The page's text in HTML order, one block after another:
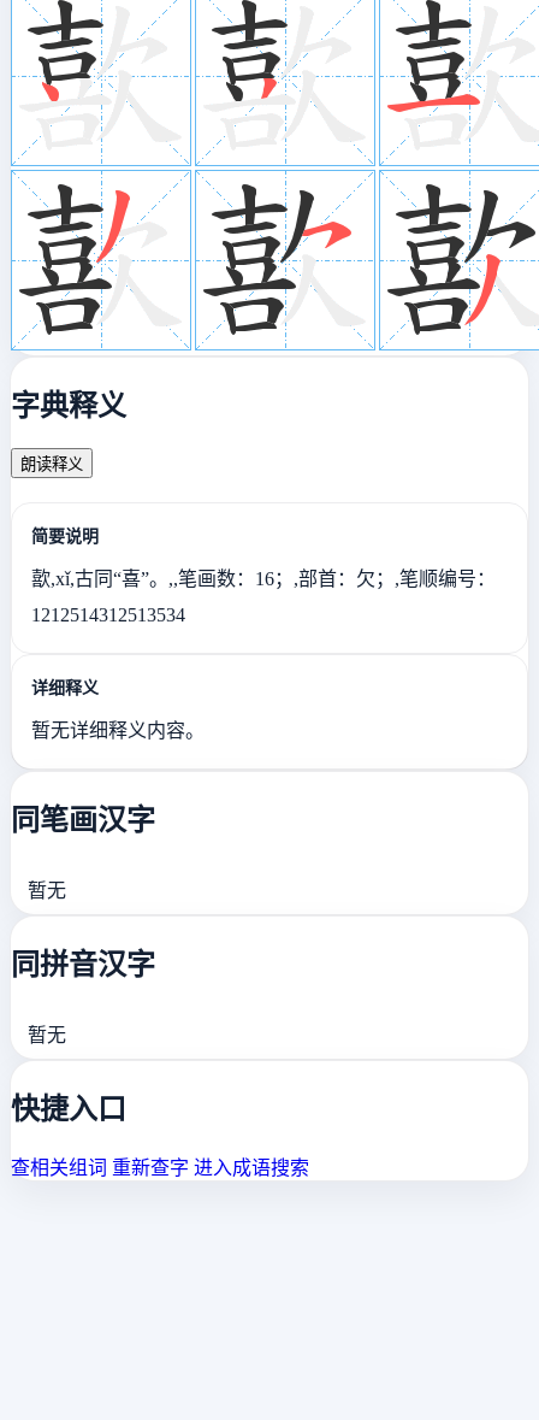
字典释义
朗读释义
简要说明
歖,xǐ,古同“喜”。,,笔画数：16；,部首：欠；,笔顺编号：
1212514312513534
详细释义
暂无详细释义内容。
同笔画汉字
暂无
同拼音汉字
暂无
快捷入口
查相关组词 重新查字 进入成语搜索